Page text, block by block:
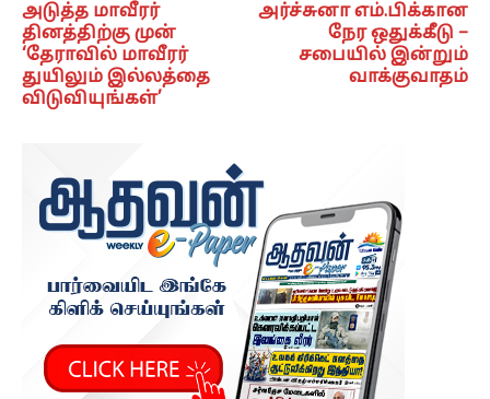
அடுத்த மாவீரர்
தினத்திற்கு முன்
‘தேராவில் மாவீரர்
துயிலும் இல்லத்தை
விடுவியுங்கள்’
அர்ச்சுனா எம்.பிக்கான
நேர ஒதுக்கீடு –
சபையில் இன்றும்
வாக்குவாதம்